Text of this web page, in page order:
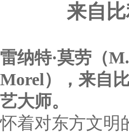
来自
雷纳特·莫劳（
Morel），来自
艺大师。
怀着对东方文明